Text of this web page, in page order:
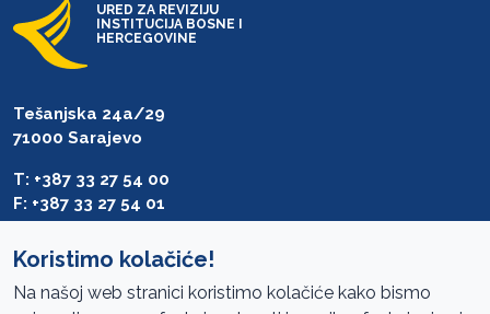
URED ZA REVIZIJU
INSTITUCIJA BOSNE I
HERCEGOVINE
Tešanjska 24a/29
71000 Sarajevo
T: +387 33 27 54 00
F: +387 33 27 54 01
Koristimo kolačiće!
Na našoj web stranici koristimo kolačiće kako bismo